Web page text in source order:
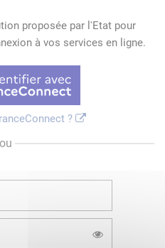
proposée par l'Etat pour
à vos services en ligne.
?
ou